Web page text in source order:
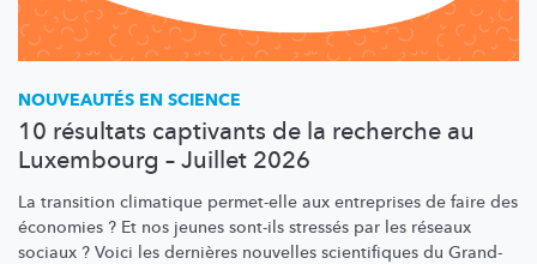
NOUVEAUTÉS EN SCIENCE
10 résultats captivants de la recherche au
Luxembourg – Juillet 2026
La transition climatique permet-elle aux entreprises de faire des
économies ? Et nos jeunes sont-ils stressés par les réseaux
sociaux ? Voici les dernières nouvelles scientifiques du Grand-